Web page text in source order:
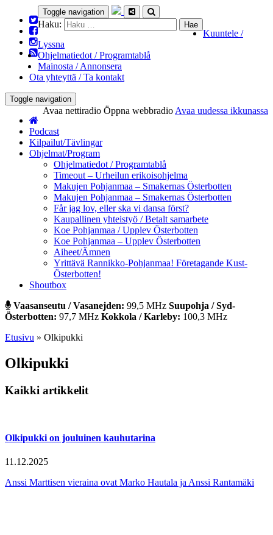
Toggle navigation
Haku:
Kuuntele /
Lyssna
Ohjelmatiedot / Programtablå
Mainosta / Annonsera
Ota yhteyttä / Ta kontakt
Toggle navigation
Avaa nettiradio Öppna webbradio Avaa uudessa ikkunassa
Podcast
Kilpailut/Tävlingar
Ohjelmat/Program
Ohjelmatiedot / Programtablå
Timeout – Urheilun erikoisohjelma
Makujen Pohjanmaa – Smakernas Österbotten
Makujen Pohjanmaa – Smakernas Österbotten
Får jag lov, eller ska vi dansa först?
Kaupallinen yhteistyö / Betalt samarbete
Koe Pohjanmaa / Upplev Österbotten
Koe Pohjanmaa – Upplev Österbotten
Aiheet/Ämnen
Yrittävä Rannikko-Pohjanmaa! Företagande Kust-
Österbotten!
Shoutbox
Vaasanseutu / Vasanejden: 99,5 MHz Suupohja / Syd-
Österbotten: 97,7 MHz Kokkola / Karleby: 100,3 MHz
Etusivu » Olkipukki
Olkipukki
Kaikki artikkelit
Olkipukki on jouluinen kauhutarina
11.12.2025
Anssi Marttisen vieraina ovat Marko Hautala ja Anssi Rantamäki